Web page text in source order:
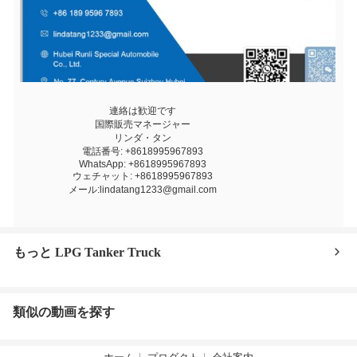
連絡は歓迎です
国際販売マネージャー
リンダ・タン
電話番号: +8618995967893
WhatsApp: +8618995967893
ウェチャット: +8618995967893
メール:lindatang1233@gmail.com
もっと LPG Tanker Truck
類似の動画を探す